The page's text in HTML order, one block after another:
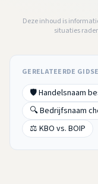
Deze inhoud is
situaties
GERELATEERDE
🛡️ Handelsnaam
🔍 Bedrijfsnaam
⚖️ KBO vs. BOIP